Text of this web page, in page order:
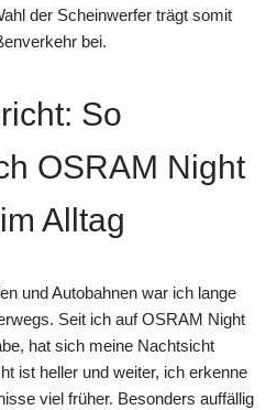
der Scheinwerfer trägt somit
bei.
So
OSRAM Night
Alltag
und Autobahnen war ich lange
Seit ich auf OSRAM Night
hat sich meine Nachtsicht
ist heller und weiter, ich erkenne
viel früher. Besonders auffällig